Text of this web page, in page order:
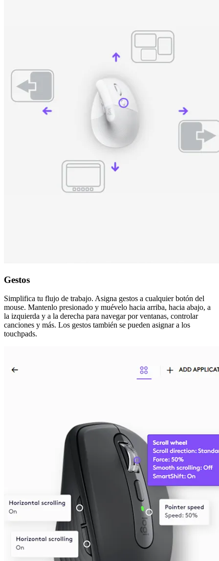
Gestos
Simplifica tu flujo de trabajo. Asigna gestos a cualquier botón del
mouse. Mantenlo presionado y muévelo hacia arriba, hacia abajo, a
la izquierda y a la derecha para navegar por ventanas, controlar
canciones y más. Los gestos también se pueden asignar a los
touchpads.